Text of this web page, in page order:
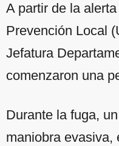
A partir de la
Prevención Local
Jefatura
comenzaron una
Durante la fuga,
maniobra evasiva,